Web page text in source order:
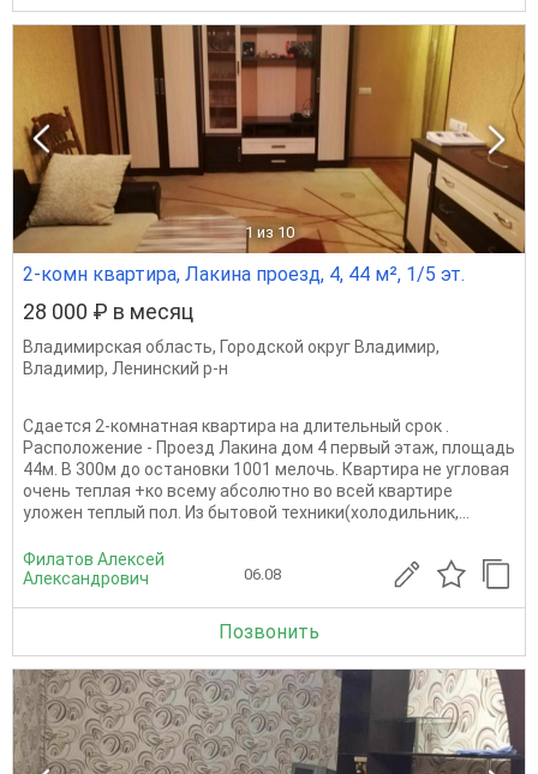
1 из 10
2-комн квартира, Лакина проезд, 4, 44 м², 1/5 эт.
28 000 ₽ в месяц
Владимирская область, Городской округ Владимир,
Владимир, Ленинский р-н
Сдается 2-комнатная квартира на длительный срок .
Расположение - Проезд Лакина дом 4 первый этаж, площадь
44м. В 300м до остановки 1001 мелочь. Квартира не угловая
очень теплая +ко всему абсолютно во всей квартире
уложен теплый пол. Из бытовой техники(холодильник,...
Филатов Алексей
Александрович
06.08
Позвонить